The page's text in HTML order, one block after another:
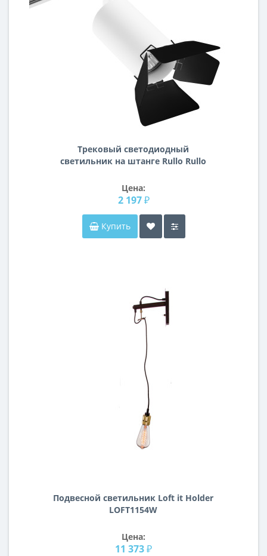
Трековый светодиодный
светильник на штанге Rullo Rullo
Цена:
2 197 ₽
Купить
Подвесной светильник Loft it Holder
LOFT1154W
Цена:
11 373 ₽